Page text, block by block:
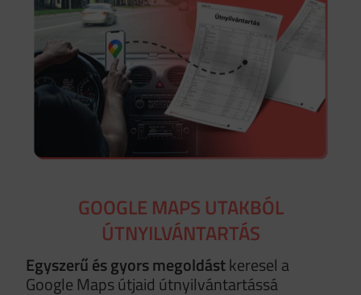
GOOGLE MAPS UTAKBÓL
ÚTNYILVÁNTARTÁS
Egyszerű és gyors megoldástkeresel a
Google Maps útjaid útnyilvántartássá